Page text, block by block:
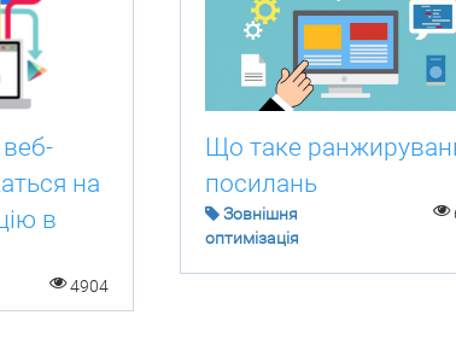
веб-
на
в
4904
Що таке
посилань
Зовнішня
оптимізація